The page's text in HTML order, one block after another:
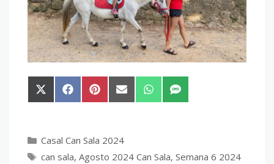
Compartir
en
Compartir
en
Compartir
en
Compartir
en
Compartir
en
Compartir
en
Categorías
Casal Can Sala 2024
Etiquetas
can sala, Agosto 2024 Can Sala, Semana 6 2024